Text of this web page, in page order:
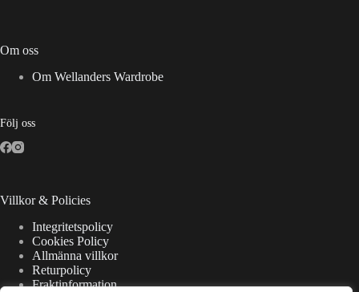
Om oss
Om Wellanders Wardrobe
Följ oss
Villkor & Policies
Integritetspolicy
Cookies Policy
Allmänna villkor
Returpolicy
Fraktinformation